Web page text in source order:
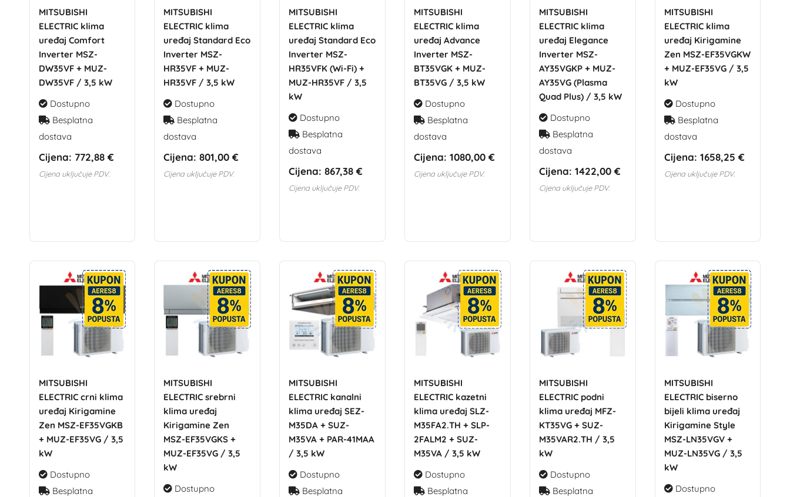
MITSUBISHI
ELECTRIC klima
uređaj Comfort
Inverter MSZ-
DW35VF + MUZ-
DW35VF / 3,5 kW
Dostupno
Besplatna
dostava
Cijena: 772,88 €
Cijena uključuje PDV.
MITSUBISHI
ELECTRIC klima
uređaj Standard Eco
Inverter MSZ-
HR35VF + MUZ-
HR35VF / 3,5 kW
Dostupno
Besplatna
dostava
Cijena: 801,00 €
Cijena uključuje PDV.
MITSUBISHI
ELECTRIC klima
uređaj Standard Eco
Inverter MSZ-
HR35VFK (Wi-Fi) +
MUZ-HR35VF / 3,5
kW
Dostupno
Besplatna
dostava
Cijena: 867,38 €
Cijena uključuje PDV.
MITSUBISHI
ELECTRIC klima
uređaj Advance
Inverter MSZ-
BT35VGK + MUZ-
BT35VG / 3,5 kW
Dostupno
Besplatna
dostava
Cijena: 1080,00 €
Cijena uključuje PDV.
MITSUBISHI
ELECTRIC klima
uređaj Elegance
Inverter MSZ-
AY35VGKP + MUZ-
AY35VG (Plasma
Quad Plus) / 3,5 kW
Dostupno
Besplatna
dostava
Cijena: 1422,00 €
Cijena uključuje PDV.
MITSUBISHI
ELECTRIC klima
uređaj Kirigamine
Zen MSZ-EF35VGKW
+ MUZ-EF35VG / 3,5
kW
Dostupno
Besplatna
dostava
Cijena: 1658,25 €
Cijena uključuje PDV.
MITSUBISHI
ELECTRIC crni klima
uređaj Kirigamine
Zen MSZ-EF35VGKB
+ MUZ-EF35VG / 3,5
kW
Dostupno
Besplatna
MITSUBISHI
ELECTRIC srebrni
klima uređaj
Kirigamine Zen
MSZ-EF35VGKS +
MUZ-EF35VG / 3,5
kW
Dostupno
MITSUBISHI
ELECTRIC kanalni
klima uređaj SEZ-
M35DA + SUZ-
M35VA + PAR-41MAA
/ 3,5 kW
Dostupno
Besplatna
MITSUBISHI
ELECTRIC kazetni
klima uređaj SLZ-
M35FA2.TH + SLP-
2FALM2 + SUZ-
M35VA / 3,5 kW
Dostupno
Besplatna
MITSUBISHI
ELECTRIC podni
klima uređaj MFZ-
KT35VG + SUZ-
M35VAR2.TH / 3,5
kW
Dostupno
Besplatna
MITSUBISHI
ELECTRIC biserno
bijeli klima uređaj
Kirigamine Style
MSZ-LN35VGV +
MUZ-LN35VG / 3,5
kW
Dostupno